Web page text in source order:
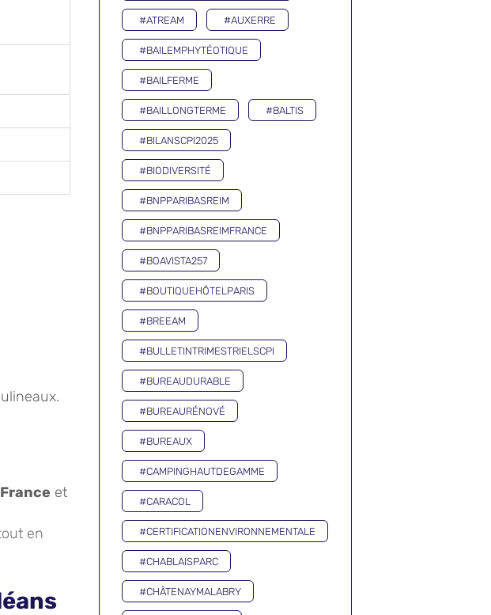
et
en
#ATREAM #AUXERRE
#BAILEMPHYTÉOTIQUE
#BAILFERME
#BAILLONGTERME #BALTIS
#BILANSCPI2025
#BIODIVERSITÉ
#BNPPARIBASREIM
#BNPPARIBASREIMFRANCE
#BOAVISTA257
#BOUTIQUEHÔTELPARIS
#BREEAM
#BULLETINTRIMESTRIELSCPI
#BUREAUDURABLE
#BUREAURÉNOVÉ
#BUREAUX
#CAMPINGHAUTDEGAMME
#CARACOL
#CERTIFICATIONENVIRONNEMENTALE
#CHABLAISPARC
#CHÂTENAYMALABRY